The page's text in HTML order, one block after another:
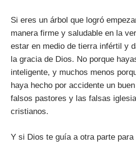
Si eres un árbol que logró
manera firme y saludable en la
estar en medio de tierra infértil y
la gracia de Dios. No porque
inteligente, y muchos menos
haya hecho por accidente un
falsos pastores y las falsas
cristianos.
Y si Dios te guía a otra parte para